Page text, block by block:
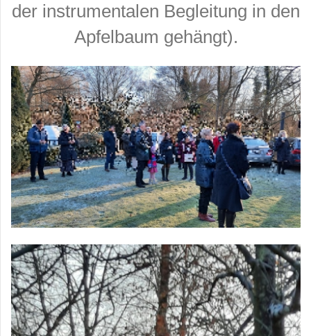
der instrumentalen Begleitung in den
Apfelbaum gehängt).